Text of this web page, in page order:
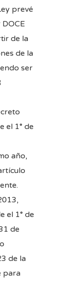
prevé
de la
de la
ser
el 1° de
año,
el 1° de
de
de la
para